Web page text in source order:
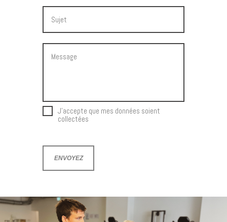
J'accepte que mes données soient
collectées